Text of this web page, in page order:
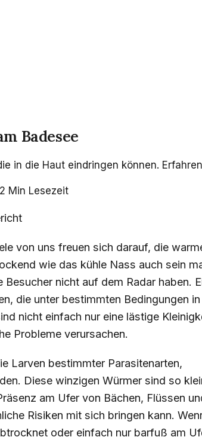
Badesee
in die Haut eindringen können.
2 Min Lesezeit
von uns freuen sich darauf, die
wie das kühle Nass auch sein
nicht auf dem Radar haben.
die unter bestimmten Bedingungen
nicht einfach nur eine lästige
Probleme verursachen.
Larven bestimmter Parasitenarten,
Diese winzigen Würmer sind so
am Ufer von Bächen, Flüssen
Risiken mit sich bringen kann.
oder einfach nur barfuß am